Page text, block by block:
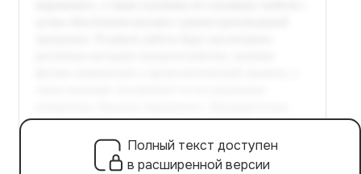
Полный текст доступен
в расширенной версии